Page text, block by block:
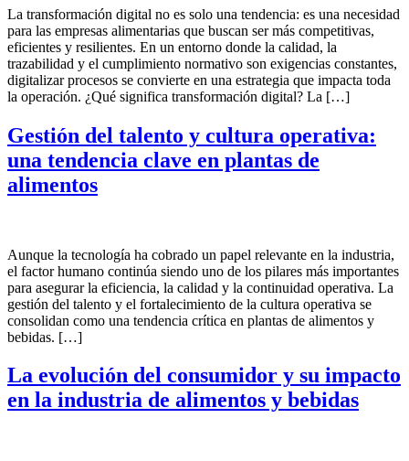
La transformación digital no es solo una tendencia: es una necesidad
para las empresas alimentarias que buscan ser más competitivas,
eficientes y resilientes. En un entorno donde la calidad, la
trazabilidad y el cumplimiento normativo son exigencias constantes,
digitalizar procesos se convierte en una estrategia que impacta toda
la operación. ¿Qué significa transformación digital? La […]
Gestión del talento y cultura operativa:
una tendencia clave en plantas de
alimentos
Aunque la tecnología ha cobrado un papel relevante en la industria,
el factor humano continúa siendo uno de los pilares más importantes
para asegurar la eficiencia, la calidad y la continuidad operativa. La
gestión del talento y el fortalecimiento de la cultura operativa se
consolidan como una tendencia crítica en plantas de alimentos y
bebidas. […]
La evolución del consumidor y su impacto
en la industria de alimentos y bebidas